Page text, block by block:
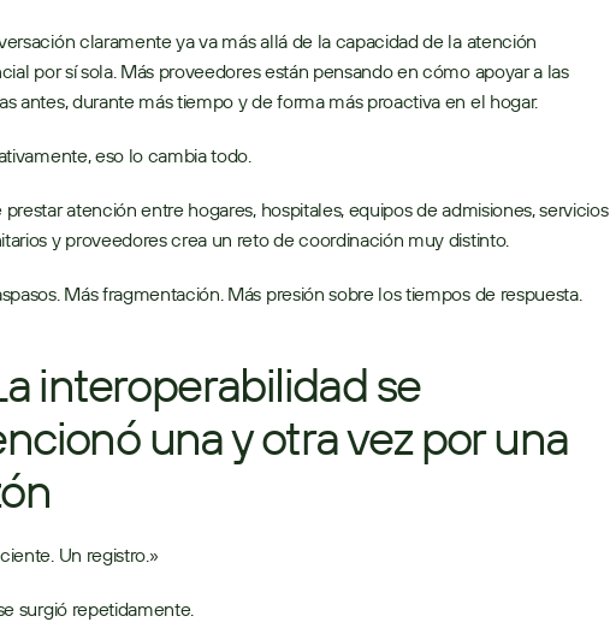
claramente ya va más allá de la capacidad de la atención
por sí sola. Más proveedores están pensando en cómo apoyar a las
antes, durante más tiempo y de forma más proactiva en el hogar.
eso lo cambia todo.
prestar atención entre hogares, hospitales, equipos de admisiones, servicios
y proveedores crea un reto de coordinación muy distinto.
Más fragmentación. Más presión sobre los tiempos de respuesta.
interoperabilidad se
una y otra vez por una
Un registro.»
surgió repetidamente.